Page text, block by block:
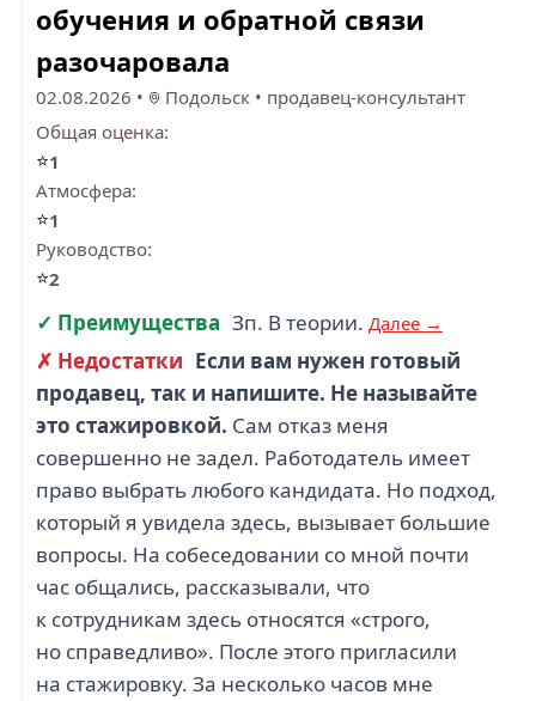
обучения и обратной связи
разочаровала
02.08.2026 • Подольск • продавец-консультант
Общая оценка:
⭐1
Атмосфера:
⭐1
Руководство:
⭐2
✓ Преимущества Зп. В теории. Далее →
✗ Недостатки Если вам нужен готовый
продавец, так и напишите. Не называйте
это стажировкой. Сам отказ меня
совершенно не задел. Работодатель имеет
право выбрать любого кандидата. Но подход,
который я увидела здесь, вызывает большие
вопросы. На собеседовании со мной почти
час общались, рассказывали, что
к сотрудникам здесь относятся «строго,
но справедливо». После этого пригласили
на стажировку. За несколько часов мне